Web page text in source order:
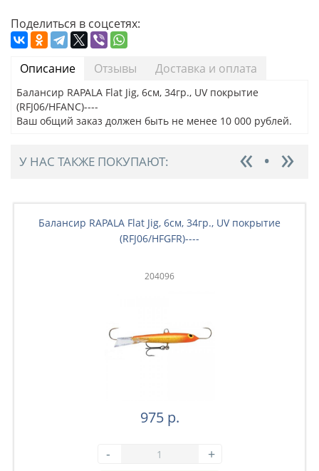
Поделиться в соцсетях:
Описание Отзывы Доставка и оплата
Балансир RAPALA Flat Jig, 6см, 34гр., UV покрытие
(RFJ06/HFANC)----
Ваш общий заказ должен быть не менее 10 000 рублей.
У НАС ТАКЖЕ ПОКУПАЮТ:
Балансир RAPALA Flat Jig, 6см, 34гр., UV покрытие
(RFJ06/HFGFR)----
204096
975 р.
- +